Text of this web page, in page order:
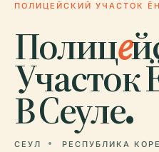
ПОЛИЦЕЙСКИЙ УЧАСТОК
Полице
Участок
В Сеуле.
СЕУЛ РЕСПУБЛИКА